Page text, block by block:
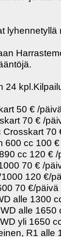
lyhennetyllä
24
50 € /
70 € /
70
600 cc 100
cc 120 € /
70 € /
120 €/
70 €/päivä
alle 1300
alle 1650
yli 1650
R1 alle